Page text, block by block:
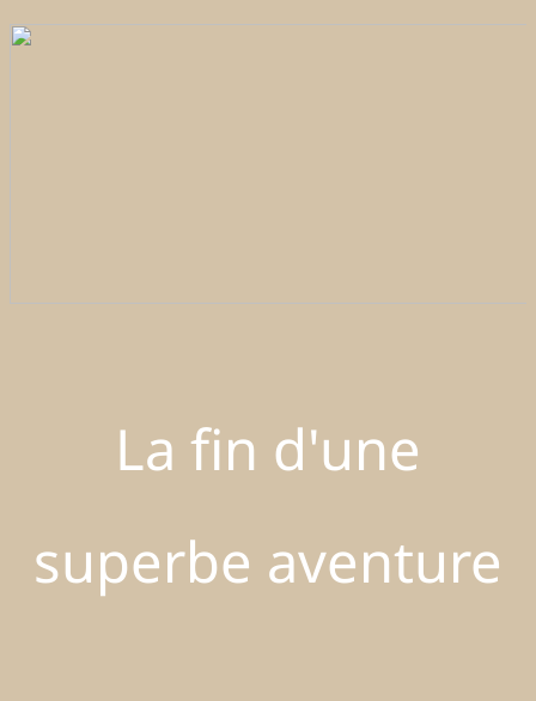
La fin d'une
superbe aventure